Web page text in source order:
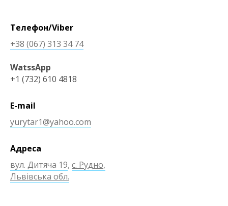
Телефон/Viber
+38 (067) 313 34 74
WatssApp
+1 (732) 610 4818
E-mail
yurytar1@yahoo.com
Адреса
вул. Дитяча 19, с. Рудно,
Львівська обл.